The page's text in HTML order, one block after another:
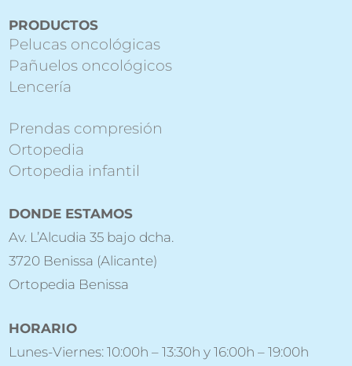
PRODUCTOS
Pelucas oncológicas
Pañuelos oncológicos
Lencería
Prendas compresión
Ortopedia
Ortopedia infantil
DONDE ESTAMOS
Av. L’Alcudia 35 bajo dcha.
3720 Benissa (Alicante)
Ortopedia Benissa
HORARIO
Lunes-Viernes: 10:00h – 13:30h y 16:00h – 19:00h